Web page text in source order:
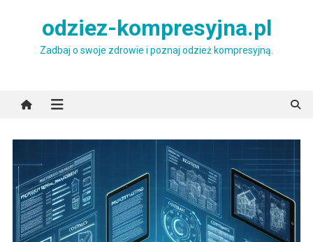
odziez-kompresyjna.pl
Zadbaj o swoje zdrowie i poznaj odzież kompresyjną.